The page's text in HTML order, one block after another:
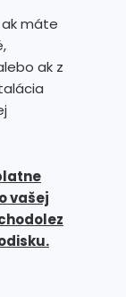
ak máte
ak z
vašej